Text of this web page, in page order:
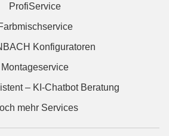
ProfiService
Konfiguratoren
Montageservice
– KI-Chatbot Beratung
mehr Services